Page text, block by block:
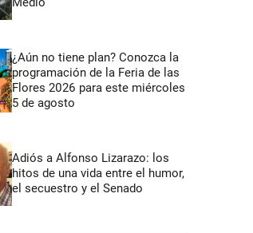
¿Aún no tiene plan? Conozca la
programación de la Feria de las
Flores 2026 para este miércoles
5 de agosto
Adiós a Alfonso Lizarazo: los
hitos de una vida entre el humor,
el secuestro y el Senado